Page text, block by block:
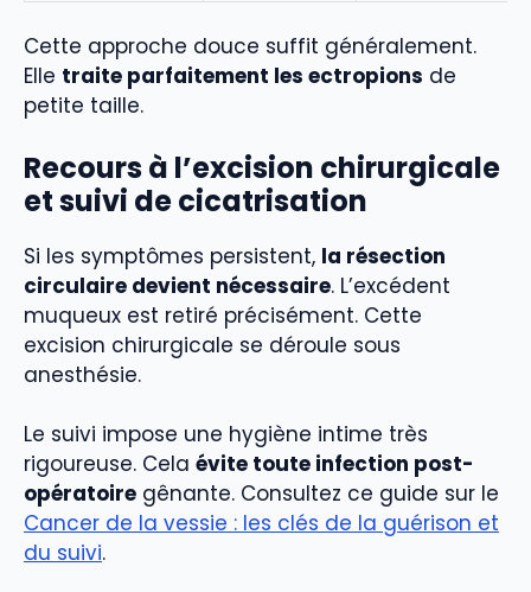
Cette approche douce suffit généralement.
Elle traite parfaitement les ectropions de
petite taille.
Recours à l’excision chirurgicale
et suivi de cicatrisation
Si les symptômes persistent, la résection
circulaire devient nécessaire. L’excédent
muqueux est retiré précisément. Cette
excision chirurgicale se déroule sous
anesthésie.
Le suivi impose une hygiène intime très
rigoureuse. Cela évite toute infection post-
opératoire gênante. Consultez ce guide sur le
Cancer de la vessie : les clés de la guérison et
du suivi.